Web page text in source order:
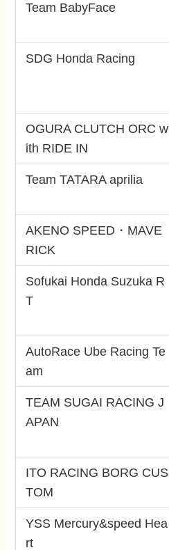
Team BabyFace
SDG Honda Racing
OGURA CLUTCH ORC w
ith RIDE IN
Team TATARA aprilia
AKENO SPEED・MAVE
RICK
Sofukai Honda Suzuka R
T
AutoRace Ube Racing Te
am
TEAM SUGAI RACING J
APAN
ITO RACING BORG CUS
TOM
YSS Mercury&speed Hea
rt